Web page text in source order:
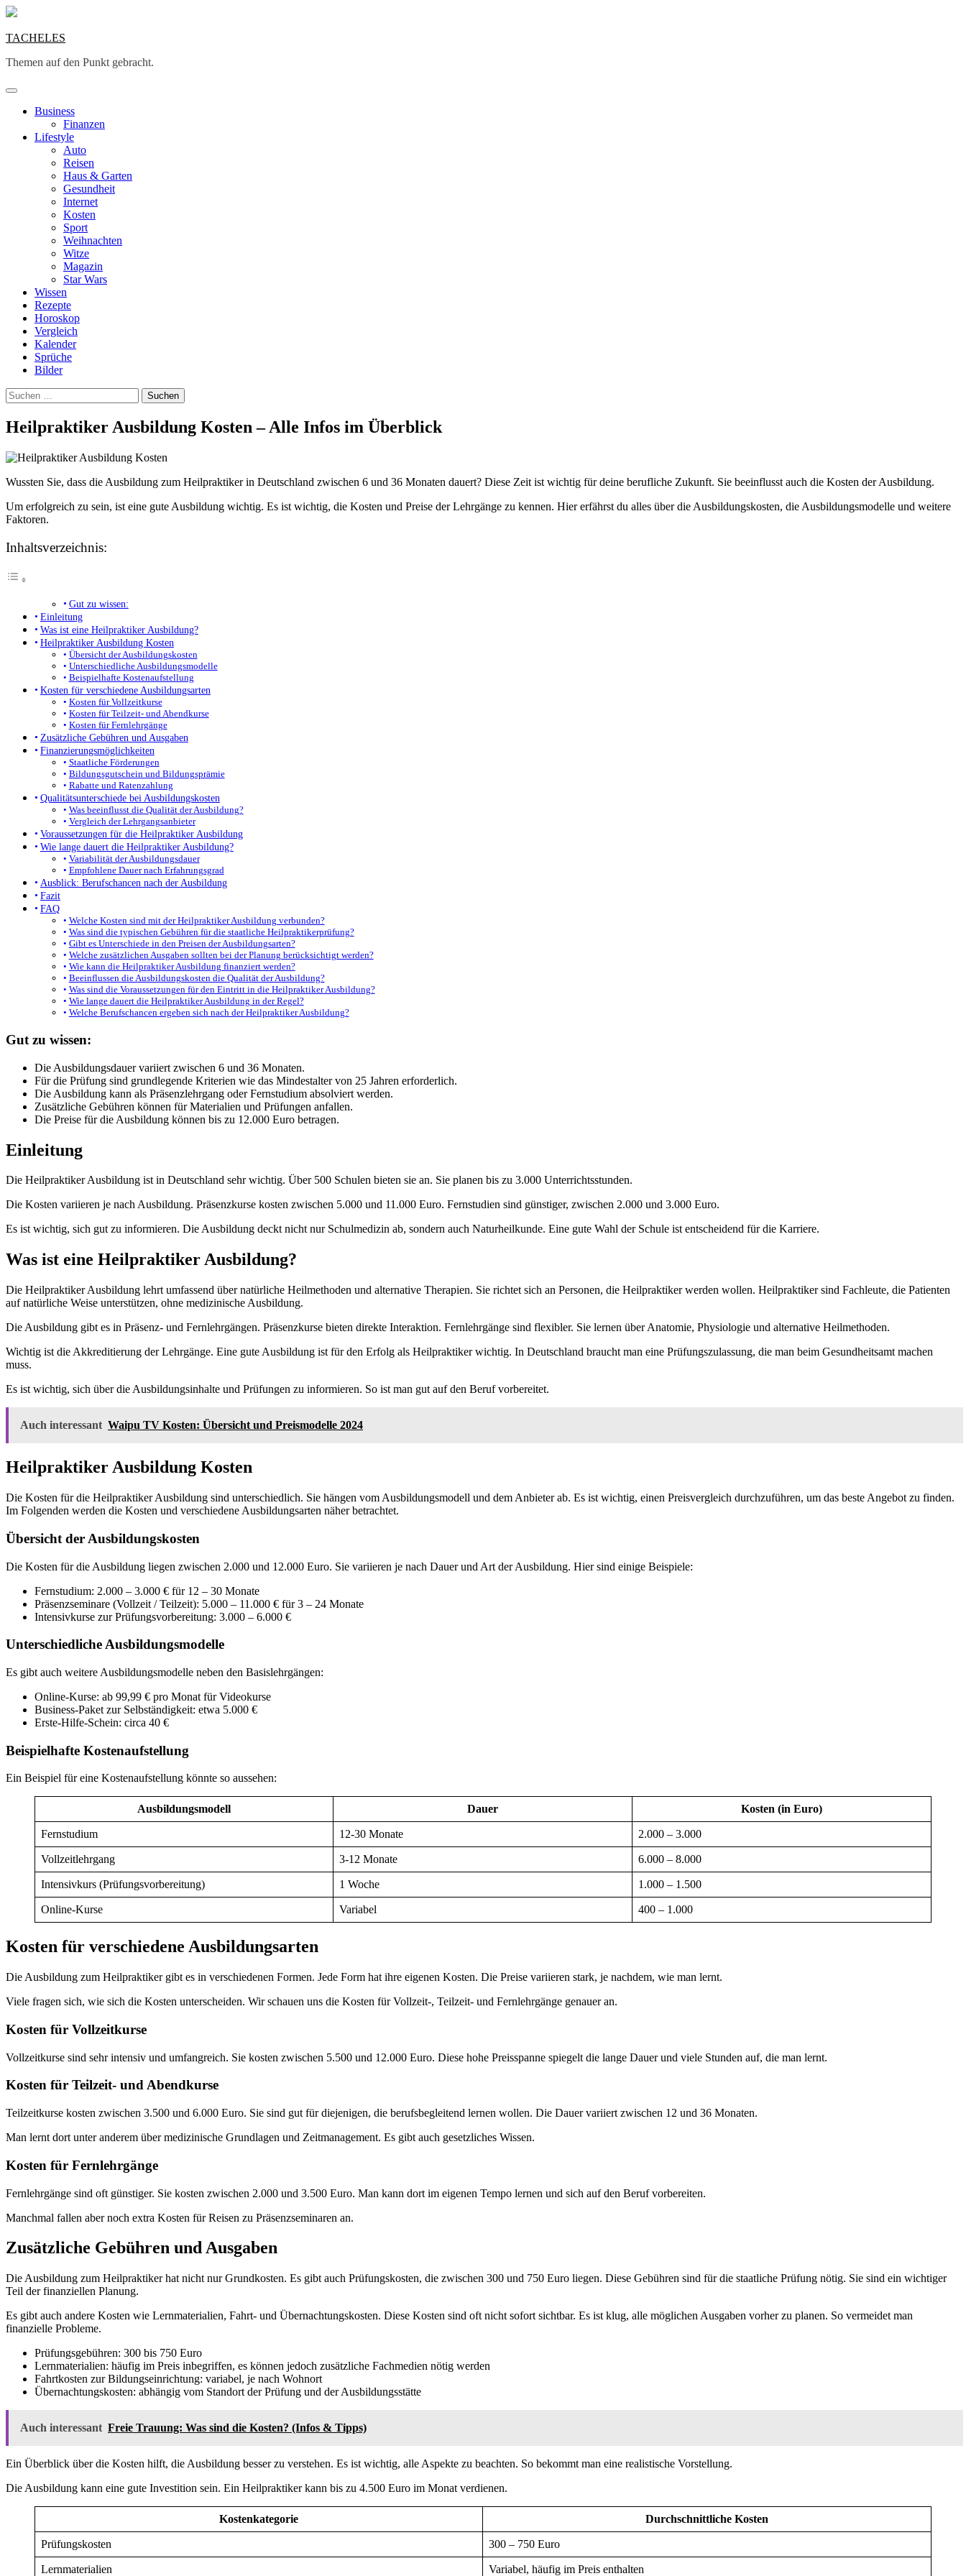
Skip
content
TACHELES
Themen auf den Punkt gebracht.
Business
Finanzen
Lifestyle
Auto
Reisen
Haus & Garten
Gesundheit
Internet
Kosten
Sport
Weihnachten
Witze
Magazin
Star Wars
Wissen
Rezepte
Horoskop
Vergleich
Kalender
Sprüche
Bilder
Suchen
nach:
Heilpraktiker Ausbildung Kosten – Alle Infos im Überblick
Wussten Sie, dass die Ausbildung zum Heilpraktiker in Deutschland zwischen 6 und 36 Monaten dauert? Diese Zeit ist wichtig für deine berufliche Zukunft. Sie beeinflusst auch die Kosten der Ausbildung.
Um erfolgreich zu sein, ist eine gute Ausbildung wichtig. Es ist wichtig, die Kosten und Preise der Lehrgänge zu kennen. Hier erfährst du alles über die Ausbildungskosten, die Ausbildungsmodelle und weitere
Faktoren.
Inhaltsverzeichnis:
Gut zu wissen:
Einleitung
Was ist eine Heilpraktiker Ausbildung?
Heilpraktiker Ausbildung Kosten
Übersicht der Ausbildungskosten
Unterschiedliche Ausbildungsmodelle
Beispielhafte Kostenaufstellung
Kosten für verschiedene Ausbildungsarten
Kosten für Vollzeitkurse
Kosten für Teilzeit- und Abendkurse
Kosten für Fernlehrgänge
Zusätzliche Gebühren und Ausgaben
Finanzierungsmöglichkeiten
Staatliche Förderungen
Bildungsgutschein und Bildungsprämie
Rabatte und Ratenzahlung
Qualitätsunterschiede bei Ausbildungskosten
Was beeinflusst die Qualität der Ausbildung?
Vergleich der Lehrgangsanbieter
Voraussetzungen für die Heilpraktiker Ausbildung
Wie lange dauert die Heilpraktiker Ausbildung?
Variabilität der Ausbildungsdauer
Empfohlene Dauer nach Erfahrungsgrad
Ausblick: Berufschancen nach der Ausbildung
Fazit
FAQ
Welche Kosten sind mit der Heilpraktiker Ausbildung verbunden?
Was sind die typischen Gebühren für die staatliche Heilpraktikerprüfung?
Gibt es Unterschiede in den Preisen der Ausbildungsarten?
Welche zusätzlichen Ausgaben sollten bei der Planung berücksichtigt werden?
Wie kann die Heilpraktiker Ausbildung finanziert werden?
Beeinflussen die Ausbildungskosten die Qualität der Ausbildung?
Was sind die Voraussetzungen für den Eintritt in die Heilpraktiker Ausbildung?
Wie lange dauert die Heilpraktiker Ausbildung in der Regel?
Welche Berufschancen ergeben sich nach der Heilpraktiker Ausbildung?
Gut zu wissen:
Die Ausbildungsdauer variiert zwischen 6 und 36 Monaten.
Für die Prüfung sind grundlegende Kriterien wie das Mindestalter von 25 Jahren erforderlich.
Die Ausbildung kann als Präsenzlehrgang oder Fernstudium absolviert werden.
Zusätzliche Gebühren können für Materialien und Prüfungen anfallen.
Die Preise für die Ausbildung können bis zu 12.000 Euro betragen.
Einleitung
Die Heilpraktiker Ausbildung ist in Deutschland sehr wichtig. Über 500 Schulen bieten sie an. Sie planen bis zu 3.000 Unterrichtsstunden.
Die Kosten variieren je nach Ausbildung. Präsenzkurse kosten zwischen 5.000 und 11.000 Euro. Fernstudien sind günstiger, zwischen 2.000 und 3.000 Euro.
Es ist wichtig, sich gut zu informieren. Die Ausbildung deckt nicht nur Schulmedizin ab, sondern auch Naturheilkunde. Eine gute Wahl der Schule ist entscheidend für die Karriere.
Was ist eine Heilpraktiker Ausbildung?
Die Heilpraktiker Ausbildung lehrt umfassend über natürliche Heilmethoden und alternative Therapien. Sie richtet sich an Personen, die Heilpraktiker werden wollen. Heilpraktiker sind Fachleute, die Patienten
auf natürliche Weise unterstützen, ohne medizinische Ausbildung.
Die Ausbildung gibt es in Präsenz- und Fernlehrgängen. Präsenzkurse bieten direkte Interaktion. Fernlehrgänge sind flexibler. Sie lernen über Anatomie, Physiologie und alternative Heilmethoden.
Wichtig ist die Akkreditierung der Lehrgänge. Eine gute Ausbildung ist für den Erfolg als Heilpraktiker wichtig. In Deutschland braucht man eine Prüfungszulassung, die man beim Gesundheitsamt machen
muss.
Es ist wichtig, sich über die Ausbildungsinhalte und Prüfungen zu informieren. So ist man gut auf den Beruf vorbereitet.
Auch interessant Waipu TV Kosten: Übersicht und Preismodelle 2024
Heilpraktiker Ausbildung Kosten
Die Kosten für die Heilpraktiker Ausbildung sind unterschiedlich. Sie hängen vom Ausbildungsmodell und dem Anbieter ab. Es ist wichtig, einen Preisvergleich durchzuführen, um das beste Angebot zu finden.
Im Folgenden werden die Kosten und verschiedene Ausbildungsarten näher betrachtet.
Übersicht der Ausbildungskosten
Die Kosten für die Ausbildung liegen zwischen 2.000 und 12.000 Euro. Sie variieren je nach Dauer und Art der Ausbildung. Hier sind einige Beispiele:
Fernstudium: 2.000 – 3.000 € für 12 – 30 Monate
Präsenzseminare (Vollzeit / Teilzeit): 5.000 – 11.000 € für 3 – 24 Monate
Intensivkurse zur Prüfungsvorbereitung: 3.000 – 6.000 €
Unterschiedliche Ausbildungsmodelle
Es gibt auch weitere Ausbildungsmodelle neben den Basislehrgängen:
Online-Kurse: ab 99,99 € pro Monat für Videokurse
Business-Paket zur Selbständigkeit: etwa 5.000 €
Erste-Hilfe-Schein: circa 40 €
Beispielhafte Kostenaufstellung
Ein Beispiel für eine Kostenaufstellung könnte so aussehen:
Ausbildungsmodell Dauer Kosten (in Euro)
Fernstudium 12-30 Monate 2.000 – 3.000
Vollzeitlehrgang 3-12 Monate 6.000 – 8.000
Intensivkurs (Prüfungsvorbereitung) 1 Woche 1.000 – 1.500
Online-Kurse Variabel 400 – 1.000
Kosten für verschiedene Ausbildungsarten
Die Ausbildung zum Heilpraktiker gibt es in verschiedenen Formen. Jede Form hat ihre eigenen Kosten. Die Preise variieren stark, je nachdem, wie man lernt.
Viele fragen sich, wie sich die Kosten unterscheiden. Wir schauen uns die Kosten für Vollzeit-, Teilzeit- und Fernlehrgänge genauer an.
Kosten für Vollzeitkurse
Vollzeitkurse sind sehr intensiv und umfangreich. Sie kosten zwischen 5.500 und 12.000 Euro. Diese hohe Preisspanne spiegelt die lange Dauer und viele Stunden auf, die man lernt.
Kosten für Teilzeit- und Abendkurse
Teilzeitkurse kosten zwischen 3.500 und 6.000 Euro. Sie sind gut für diejenigen, die berufsbegleitend lernen wollen. Die Dauer variiert zwischen 12 und 36 Monaten.
Man lernt dort unter anderem über medizinische Grundlagen und Zeitmanagement. Es gibt auch gesetzliches Wissen.
Kosten für Fernlehrgänge
Fernlehrgänge sind oft günstiger. Sie kosten zwischen 2.000 und 3.500 Euro. Man kann dort im eigenen Tempo lernen und sich auf den Beruf vorbereiten.
Manchmal fallen aber noch extra Kosten für Reisen zu Präsenzseminaren an.
Zusätzliche Gebühren und Ausgaben
Die Ausbildung zum Heilpraktiker hat nicht nur Grundkosten. Es gibt auch Prüfungskosten, die zwischen 300 und 750 Euro liegen. Diese Gebühren sind für die staatliche Prüfung nötig. Sie sind ein wichtiger
Teil der finanziellen Planung.
Es gibt auch andere Kosten wie Lernmaterialien, Fahrt- und Übernachtungskosten. Diese Kosten sind oft nicht sofort sichtbar. Es ist klug, alle möglichen Ausgaben vorher zu planen. So vermeidet man
finanzielle Probleme.
Prüfungsgebühren: 300 bis 750 Euro
Lernmaterialien: häufig im Preis inbegriffen, es können jedoch zusätzliche Fachmedien nötig werden
Fahrtkosten zur Bildungseinrichtung: variabel, je nach Wohnort
Übernachtungskosten: abhängig vom Standort der Prüfung und der Ausbildungsstätte
Auch interessant Freie Trauung: Was sind die Kosten? (Infos & Tipps)
Ein Überblick über die Kosten hilft, die Ausbildung besser zu verstehen. Es ist wichtig, alle Aspekte zu beachten. So bekommt man eine realistische Vorstellung.
Die Ausbildung kann eine gute Investition sein. Ein Heilpraktiker kann bis zu 4.500 Euro im Monat verdienen.
Kostenkategorie Durchschnittliche Kosten
Prüfungskosten 300 – 750 Euro
Lernmaterialien Variabel, häufig im Preis enthalten